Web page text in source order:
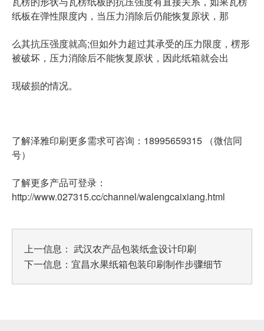
纸板在弹性限度内，当压力消除后仍能恢复原状，那
么其抗压强度就高;但如外力超过其承受的压力限度，楞形
被破坏，压力消除后不能恢复原状，因此纸箱就会出
现破损的情况。
了解泽雅印刷更多需求可咨询：18995659315 （微信同
号）
了解更多产品可登录：
http://www.027315.cc/channel/walengcaixiang.html
上一信息： 武汉农产品包装纸盒设计印刷
下一信息： 宜昌水果纸箱包装印刷制作步骤细节